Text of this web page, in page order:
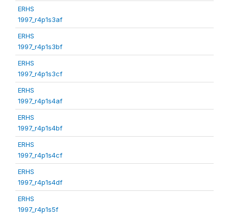
ERHS
1997_r4p1s3af
ERHS
1997_r4p1s3bf
ERHS
1997_r4p1s3cf
ERHS
1997_r4p1s4af
ERHS
1997_r4p1s4bf
ERHS
1997_r4p1s4cf
ERHS
1997_r4p1s4df
ERHS
1997_r4p1s5f